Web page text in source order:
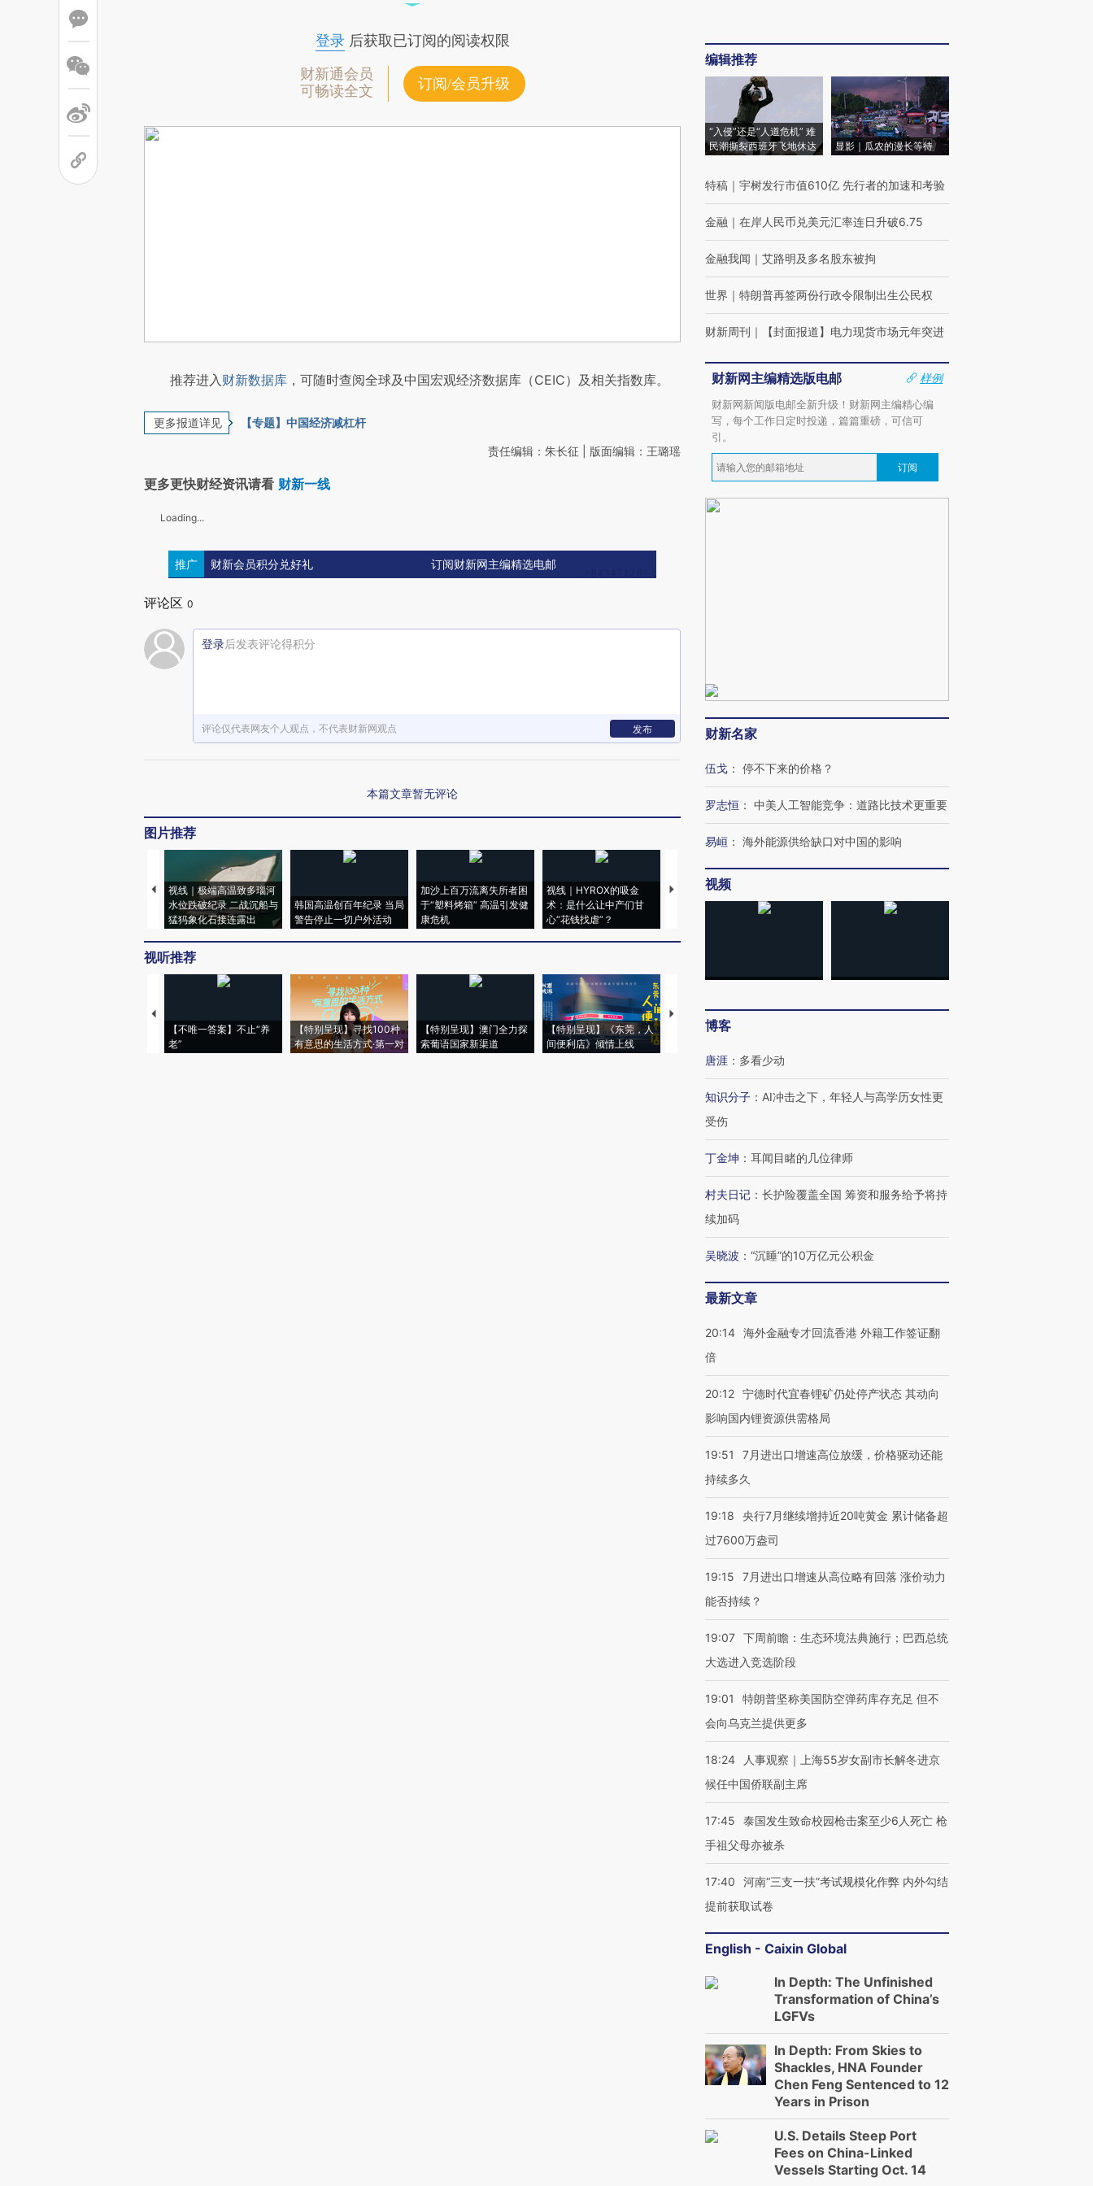
登录后获取已订阅的阅读权限
财新通会员
可畅读全文
订阅/会员升级
推荐进入财新数据库 ，可随时查阅全球及中国宏观经济数据库（CEIC）及相关指数库。
更多报道详见 【专题】中国经济减杠杆
责任编辑：朱长征 | 版面编辑：王璐瑶
更多更快财经资讯请看 财新一线
Loading...
推广 财新会员积分兑好礼 订阅财新网主编精选电邮
评论区 0
登录后发表评论得积分
评论仅代表网友个人观点，不代表财新网观点 发布
本篇文章暂无评论
图片推荐
视线｜极端高温致多瑙河
水位跌破纪录 二战沉船与
猛犸象化石接连露出
韩国高温创百年纪录 当局
警告停止一切户外活动
加沙上百万流离失所者困
于“塑料烤箱” 高温引发健
康危机
视线｜HYROX的吸金
术：是什么让中产们甘
心“花钱找虐”？
马航飞行员跨国走私7万
粒摇头丸 尿检体内含3种
度Z世代 用街头抗争将教
机”？难民潮撕裂西班牙
视听推荐
【不唯一答案】不止“养
老”
【特别呈现】寻找100种
有意思的生活方式·第一对
【特别呈现】澳门全力探
索葡语国家新渠道
【特别呈现】《东莞，人
间便利店》倾情上线
【推广】走进第四届链博
会，让数智科技“链”接产
【商旅对话】华住集团
编辑推荐
“入侵”还是“人道危机” 难
民潮撕裂西班牙飞地休达
显影｜瓜农的漫长等待
特稿 ｜ 宇树发行市值610亿 先行者的加速和考验
金融 ｜ 在岸人民币兑美元汇率连日升破6.75
金融我闻 ｜ 艾路明及多名股东被拘
世界 ｜ 特朗普再签两份行政令限制出生公民权
财新周刊 ｜ 【封面报道】电力现货市场元年突进
财新网主编精选版电邮
样例
财新网新闻版电邮全新升级！财新网主编精心编
写，每个工作日定时投递，篇篇重磅，可信可
引。
订阅
财新名家
伍戈 ： 停不下来的价格？
罗志恒 ： 中美人工智能竞争：道路比技术更重要
易峘 ： 海外能源供给缺口对中国的影响
视频
博客
唐涯 ： 多看少动
知识分子 ： AI冲击之下，年轻人与高学历女性更
受伤
丁金坤 ： 耳闻目睹的几位律师
村夫日记 ： 长护险覆盖全国 筹资和服务给予将持
续加码
吴晓波 ： “沉睡”的10万亿元公积金
最新文章
20:14 海外金融专才回流香港 外籍工作签证翻
倍
20:12 宁德时代宜春锂矿仍处停产状态 其动向
影响国内锂资源供需格局
19:51
7月进出口增速高位放缓，价格驱动还能
持续多久
19:18
央行7月继续增持近20吨黄金 累计储备超
过7600万盎司
19:15
7月进出口增速从高位略有回落 涨价动力
能否持续？
19:07 下周前瞻：生态环境法典施行；巴西总统
大选进入竞选阶段
19:01
特朗普坚称美国防空弹药库存充足 但不
会向乌克兰提供更多
18:24
人事观察｜上海55岁女副市长解冬进京
候任中国侨联副主席
17:45
泰国发生致命校园枪击案至少6人死亡 枪
手祖父母亦被杀
17:40
河南“三支一扶”考试规模化作弊 内外勾结
提前获取试卷
English - Caixin Global
In Depth: The Unfinished
Transformation of China’s
LGFVs
In Depth: From Skies to
Shackles, HNA Founder
Chen Feng Sentenced to 12
Years in Prison
U.S. Details Steep Port
Fees on China-Linked
Vessels Starting Oct. 14